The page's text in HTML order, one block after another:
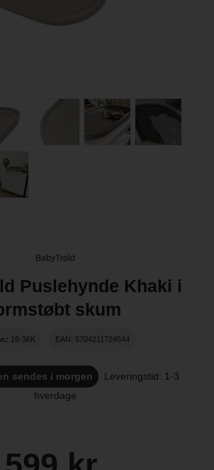
BabyTrold
Puslehynde Khaki i
skum
18-36K EAN: 5704211724544
sendes i morgen
Leveringstid: 1-3
hverdage